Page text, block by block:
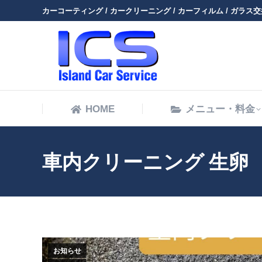
カーコーティング / カークリーニング / カーフィルム / ガラス
HOME メニュー・料金
車内クリーニング 生卵
お知らせ